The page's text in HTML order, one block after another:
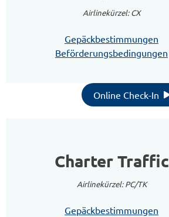
Airlinekürzel: CX
Gepäckbestimmungen
Beförderungsbedingungen
Online Check-In
Charter Traffic
Airlinekürzel: PC/TK
Gepäckbestimmungen